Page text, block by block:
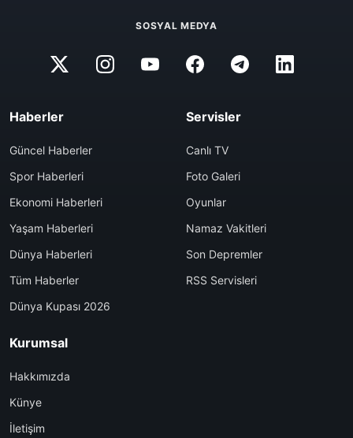
SOSYAL MEDYA
Haberler
Güncel Haberler
Spor Haberleri
Ekonomi Haberleri
Yaşam Haberleri
Dünya Haberleri
Tüm Haberler
Dünya Kupası 2026
Servisler
Canlı TV
Foto Galeri
Oyunlar
Namaz Vakitleri
Son Depremler
RSS Servisleri
Kurumsal
Hakkımızda
Künye
İletişim